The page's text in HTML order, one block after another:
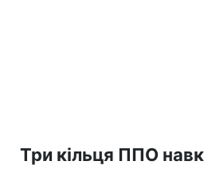
Три кільця ППО